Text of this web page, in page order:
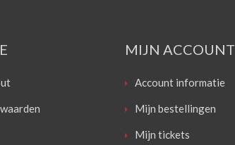
MIJN ACCOUNT
Account informatie
Mijn bestellingen
Mijn tickets